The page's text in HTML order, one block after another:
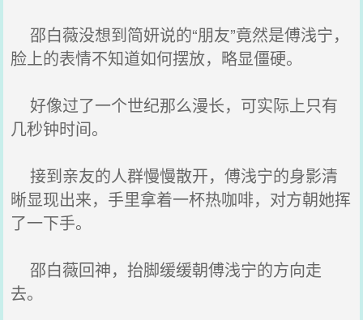
邵白薇没想到简妍说的“朋友”竟然是傅浅宁，
脸上的表情不知道如何摆放，略显僵硬。
好像过了一个世纪那么漫长，可实际上只有
几秒钟时间。
接到亲友的人群慢慢散开，傅浅宁的身影清
晰显现出来，手里拿着一杯热咖啡，对方朝她挥
了一下手。
邵白薇回神，抬脚缓缓朝傅浅宁的方向走
去。